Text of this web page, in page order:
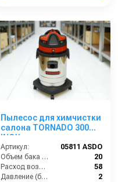
Пылесос для химчистки
салона TORNADO 300
INOX
Артикул:
05811 ASDO
Объем бака (л):
20
Расход воздуха (л/сек):
58
Давление (бар):
2